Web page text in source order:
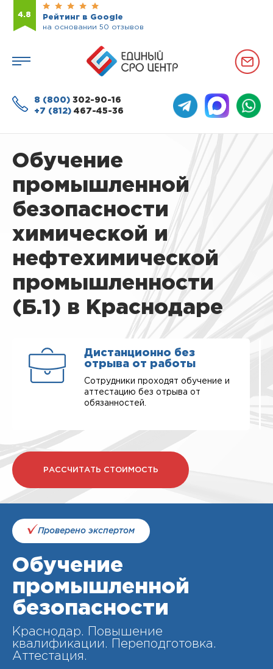
4.8
Рейтинг в Google
на основании 50 отзывов
8 (800) 302-90-16
+7 (812) 467-45-36
Обучение
промышленной
безопасности
химической и
нефтехимической
промышленности
(Б.1) в Краснодаре
Дистанционно без
отрыва от работы
Сотрудники проходят обучение и
аттестацию без отрыва от
обязанностей.
РАССЧИТАТЬ СТОИМОСТЬ
Проверено экспертом
Обучение
промышленной
безопасности
Краснодар. Повышение
квалификации. Переподготовка.
Аттестация.